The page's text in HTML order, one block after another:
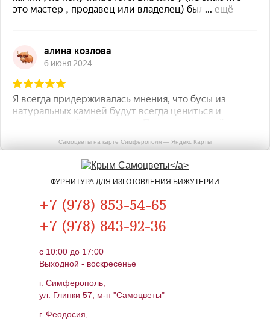
Самоцветы на карте Симферополя — Яндекс Карты
ФУРНИТУРА ДЛЯ ИЗГОТОВЛЕНИЯ БИЖУТЕРИИ
+7 (978) 853-54-65
+7 (978) 843-92-36
c 10:00 до 17:00
Выходной - воскресенье
г. Симферополь,
ул. Глинки 57, м-н "Самоцветы"
г. Феодосия,